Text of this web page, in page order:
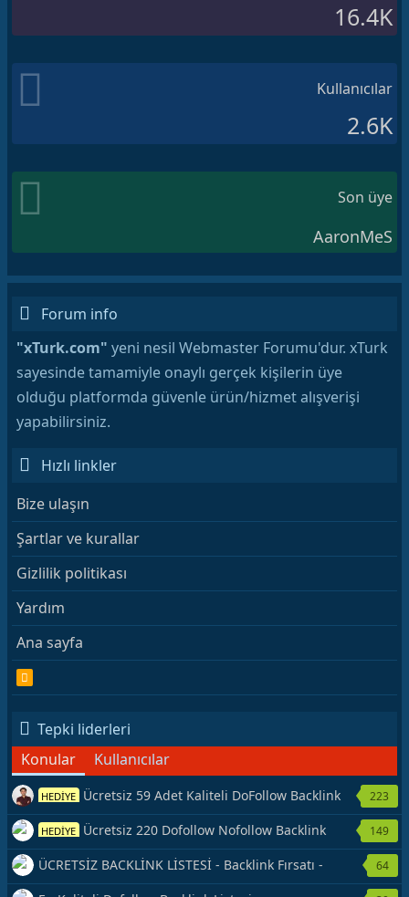
16.4K
Kullanıcılar
2.6K
Son üye
AaronMeS
Forum info
"xTurk.com" yeni nesil Webmaster Forumu'dur. xTurk
sayesinde tamamiyle onaylı gerçek kişilerin üye
olduğu platformda güvenle ürün/hizmet alışverişi
yapabilirsiniz.
Hızlı linkler
Bize ulaşın
Şartlar ve kurallar
Gizlilik politikası
Yardım
Ana sayfa
S
Tepki liderleri
Konular
Kullanıcılar
HEDİYE Ücretsiz 59 Adet Kaliteli DoFollow Backlink
Kaynağı Veriyorum.
223
HEDİYE Ücretsiz 220 Dofollow Nofollow Backlink
Veriyorum
149
ÜCRETSİZ BACKLİNK LİSTESİ - Backlink Fırsatı -
Hemen Yetiş!
64